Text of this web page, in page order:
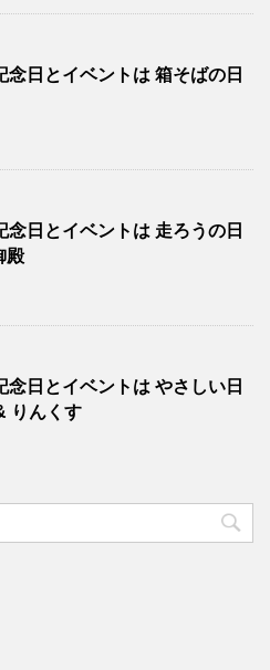
念日とイベントは 箱そばの日
念日とイベントは 走ろうの日
殿
念日とイベントは やさしい日
りんくす